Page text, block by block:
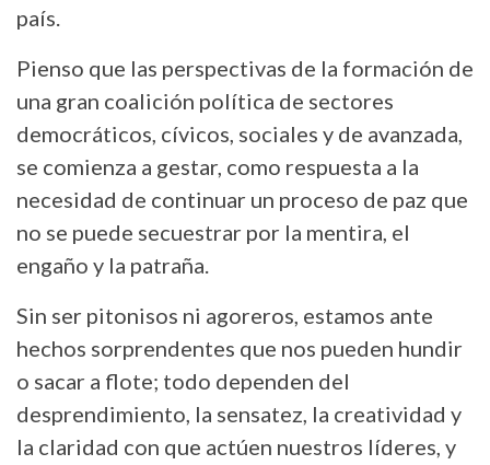
país.
Pienso que las perspectivas de la formación de
una gran coalición política de sectores
democráticos, cívicos, sociales y de avanzada,
se comienza a gestar, como respuesta a la
necesidad de continuar un proceso de paz que
no se puede secuestrar por la mentira, el
engaño y la patraña.
Sin ser pitonisos ni agoreros, estamos ante
hechos sorprendentes que nos pueden hundir
o sacar a flote; todo dependen del
desprendimiento, la sensatez, la creatividad y
la claridad con que actúen nuestros líderes, y